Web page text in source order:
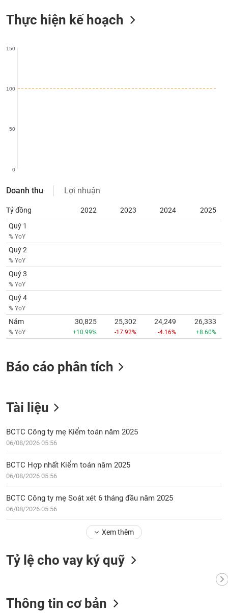
Thực hiện kế hoạch
0
50
100
150
Doanh thu Lợi nhuận
Tỷ đồng 2022 2023 2024
2025
Quý 1
% YoY
Quý 2
% YoY
Quý 3
% YoY
Quý 4
% YoY
Năm
% YoY
30,825
+10.99%
25,302
-17.92%
24,249
-4.16%
26,333
+8.60%
Báo cáo phân tích
Tài liệu
BCTC Công ty mẹ Kiểm toán năm 2025
06/08/2026 05:56
BCTC Hợp nhất Kiểm toán năm 2025
06/08/2026 05:56
BCTC Công ty mẹ Soát xét 6 tháng đầu năm 2025
06/08/2026 05:56
Xem thêm
Tỷ lệ cho vay ký quỹ
Thông tin cơ bản
chính
chính